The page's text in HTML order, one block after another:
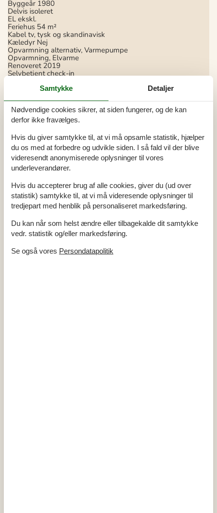
Byggeår 1980
Delvis isoleret
EL ekskl.
Feriehus 54 m²
Kabel tv, tysk og skandinavisk
Kæledyr Nej
Opvarmning alternativ, Varmepumpe
Opvarmning, Elvarme
Renoveret 2019
Selvbetjent check-in
El artikler
1 TV
DK-DR1/TV2
Fladskærms-TV 40
Internet (trådløst)
Smart TV
I nærheden
Afmærket cykelsti 0-5 km 3 km
Afmærket cykelsti 5-10 km
3 km
Afmærket cykelsti min. 10 km 3 km
Afmærket vandresti 0-5 km 1,5 km
Afmærket vandresti min. 10 km 1,5 km
Afs. til nærmeste vand/badning 100 m
Afstand lufthavn AAR 25 km
Afstand til fiskemulighed
100 m
Afstand til indkøb 3,5 km
Samtykke Detaljer
Nødvendige cookies sikrer, at siden fungerer, og de kan
derfor ikke fravælges.
Hvis du giver samtykke til, at vi må opsamle statistik, hjælper
du os med at forbedre og udvikle siden. I så fald vil der blive
videresendt anonymiserede oplysninger til vores
underleverandører.
Hvis du accepterer brug af alle cookies, giver du (ud over
statistik) samtykke til, at vi må videresende oplysninger til
tredjepart med henblik på personaliseret markedsføring.
Du kan når som helst ændre eller tilbagekalde dit samtykke
vedr. statistik og/eller markedsføring.
Se også vores Persondatapolitik